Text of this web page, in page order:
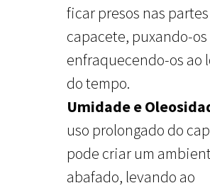
ficar presos nas
capacete, puxando-os
enfraquecendo-os ao
do tempo.
Umidade e
uso prolongado do
pode criar um
abafado, levando ao